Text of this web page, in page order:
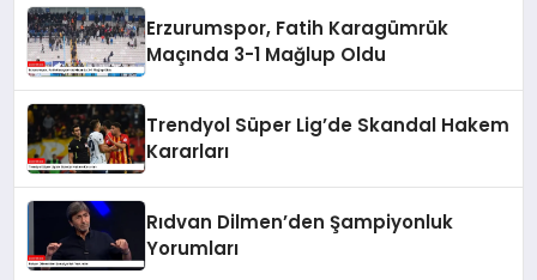
Erzurumspor, Fatih Karagümrük
Maçında 3-1 Mağlup Oldu
Trendyol Süper Lig’de Skandal Hakem
Kararları
Rıdvan Dilmen’den Şampiyonluk
Yorumları